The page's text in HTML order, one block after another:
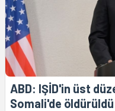
ABD: IŞİD'in üst
Somali'de öldürüldü